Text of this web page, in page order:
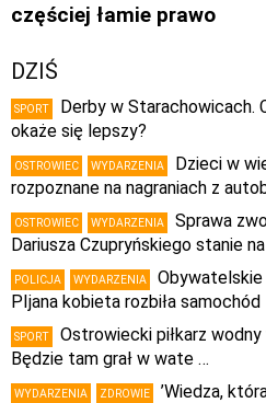
częściej łamie prawo
DZIŚ
SPORT
Derby w Starachowicach.
okaże się lepszy?
OSTROWIEC WYDARZENIA
Dzieci w
rozpoznane na nagraniach z
OSTROWIEC WYDARZENIA
Sprawa
Dariusza Czupryńskiego stanie
POLICJA WYDARZENIA
Obywatelskie
PIjana kobieta rozbiła samochód
SPORT
Ostrowiecki piłkarz
Będzie tam grał w wate …
WYDARZENIA ZDROWIE
’Wiedza,